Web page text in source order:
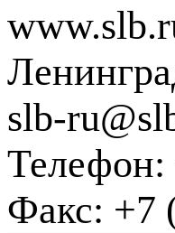
slb-
Телефон:
Факс: +7